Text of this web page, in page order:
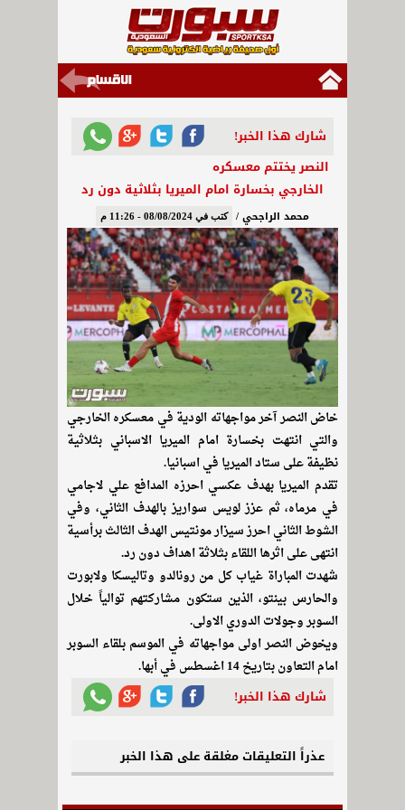
شارك هذا الخبر!
النصر يختتم معسكره
الخارجي بخسارة امام الميريا بثلاثية دون رد
محمد الراجحي / كتب في 08/08/2024 - 11:26 م
خاض النصر آخر مواجهاته الودية في معسكره الخارجي
والتي انتهت بخسارة امام الميريا الاسباني بثلاثية
نظيفة على ستاد الميريا في اسبانيا.
تقدم الميريا بهدف عكسي احرزه المدافع علي لاجامي
في مرماه، ثم عزز لويس سواريز بالهدف الثاني، وفي
الشوط الثاني احرز سيزار مونتيس الهدف الثالث برأسية
انتهى على اثرها اللقاء بثلاثة اهداف دون رد.
شهدت المباراة غياب كل من رونالدو وتاليسكا ولابورت
والحارس بينتو، الذين ستكون مشاركتهم توالياً خلال
السوبر وجولات الدوري الاولى.
ويخوض النصر اولى مواجهاته في الموسم بلقاء السوبر
امام التعاون بتاريخ 14 اغسطس في أبها.
شارك هذا الخبر!
عذراً التعليقات مغلقة على هذا الخبر